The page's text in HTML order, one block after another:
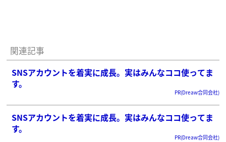
関連記事
SNSアカウントを着実に成長。実はみんなココ使ってま
す。
PR(Dreaw合同会社)
SNSアカウントを着実に成長。実はみんなココ使ってま
す。
PR(Dreaw合同会社)